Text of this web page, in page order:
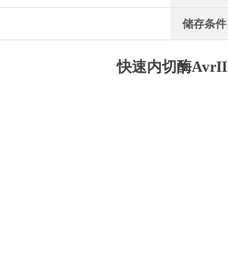
储存条件
快速内切酶AvrII